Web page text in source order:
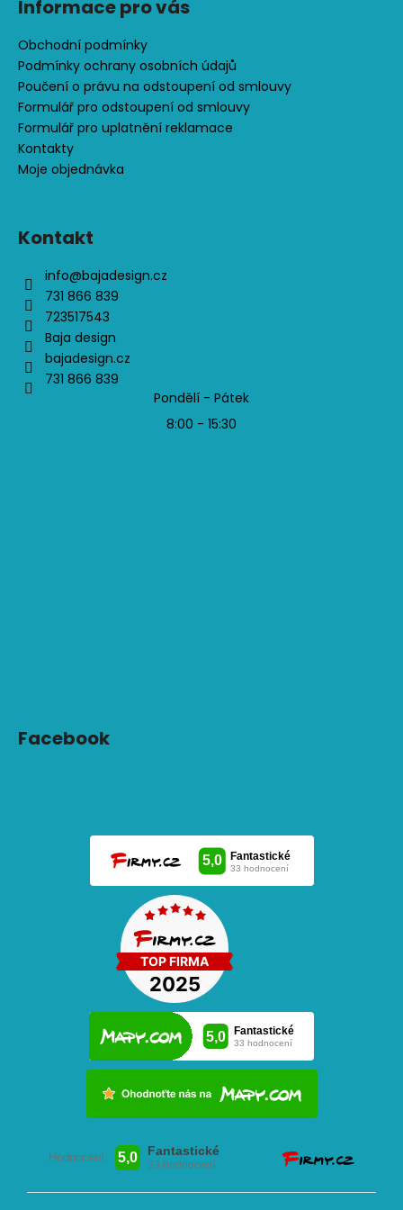
Informace pro vás
Obchodní podmínky
Podmínky ochrany osobních údajů
Poučení o právu na odstoupení od smlouvy
Formulář pro odstoupení od smlouvy
Formulář pro uplatnění reklamace
Kontakty
Moje objednávka
Kontakt
info@bajadesign.cz
731 866 839
723517543
Baja design
bajadesign.cz
731 866 839
Pondělí - Pátek
8:00 - 15:30
Facebook